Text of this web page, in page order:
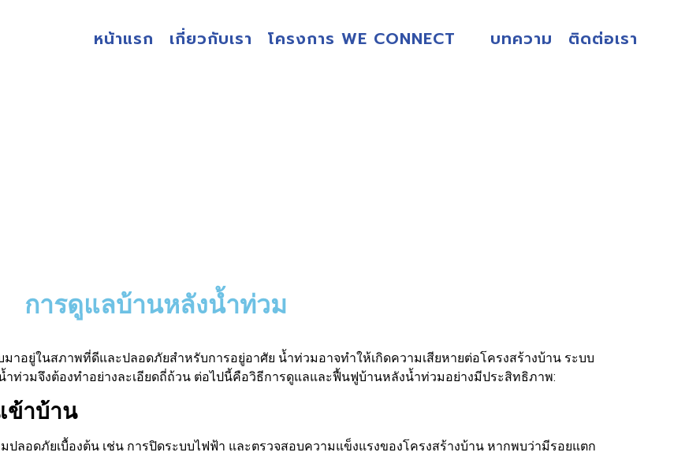
หน้าแรก เกี่ยวกับเรา โครงการ WE CONNECT บทความ ติดต่อเรา
การดูแลบ้านหลังน้ำท่วม
มาอยู่ในสภาพที่ดีและปลอดภัยสำหรับการอยู่อาศัย น้ำท่วมอาจทำให้เกิดความเสียหายต่อโครงสร้างบ้าน ระบบ
วมจึงต้องทำอย่างละเอียดถี่ถ้วน ต่อไปนี้คือวิธีการดูแลและฟื้นฟูบ้านหลังน้ำท่วมอย่างมีประสิทธิภาพ:
ข้าบ้าน
ลอดภัยเบื้องต้น เช่น การปิดระบบไฟฟ้า และตรวจสอบความแข็งแรงของโครงสร้างบ้าน หากพบว่ามีรอยแตก